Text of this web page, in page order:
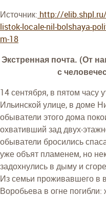
Источник: http://
listok-locale-nil-bolshaya-
m-18
Экстренная почта. (От
с
14 сентября, в пятом часу
Ильинской улице, в доме
обыватели этого дома
охвативший зад двух-
обыватели бросились
уже объят пламенем, но
задохнулись в дыму и
Из семьи проживавшего в
Воробьева в огне погибли: